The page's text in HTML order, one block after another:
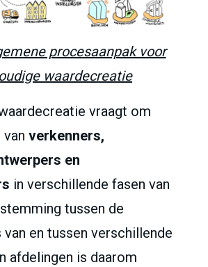
procesaanpak voor
waardecreatie
vraagt om
verkenners,
en
in verschillende fasen van
tussen de
van en tussen verschillende
afdelingen is daarom